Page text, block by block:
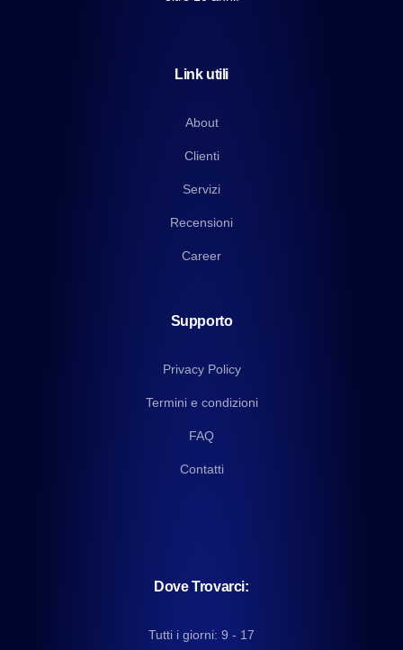
Link utili
About
Clienti
Servizi
Recensioni
Career
Supporto
Privacy Policy
Termini e condizioni
FAQ
Contatti
Dove Trovarci:
Tutti i giorni: 9 - 17